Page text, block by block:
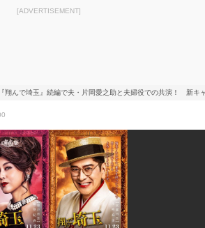
[ADVERTISEMENT]
翔んで埼玉』続編で夫・片岡愛之助と夫婦役での共演！ 新キ